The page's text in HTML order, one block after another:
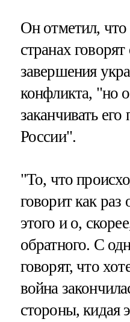
Он отметил,
странах
завершения
конфликта, "но
заканчивать
России".
"То, что
говорит как
этого и о,
обратного. С
говорят, что
война
стороны, кидая